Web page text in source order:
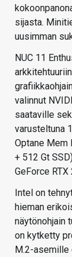
sijasta.
uusimman
NUC 11
valinnut
saataville
varusteltuna
Optane Mem
+ 512 Gt
GeForce
Intel on
hieman
näytönohjain
on kytketty
M.2-asemille